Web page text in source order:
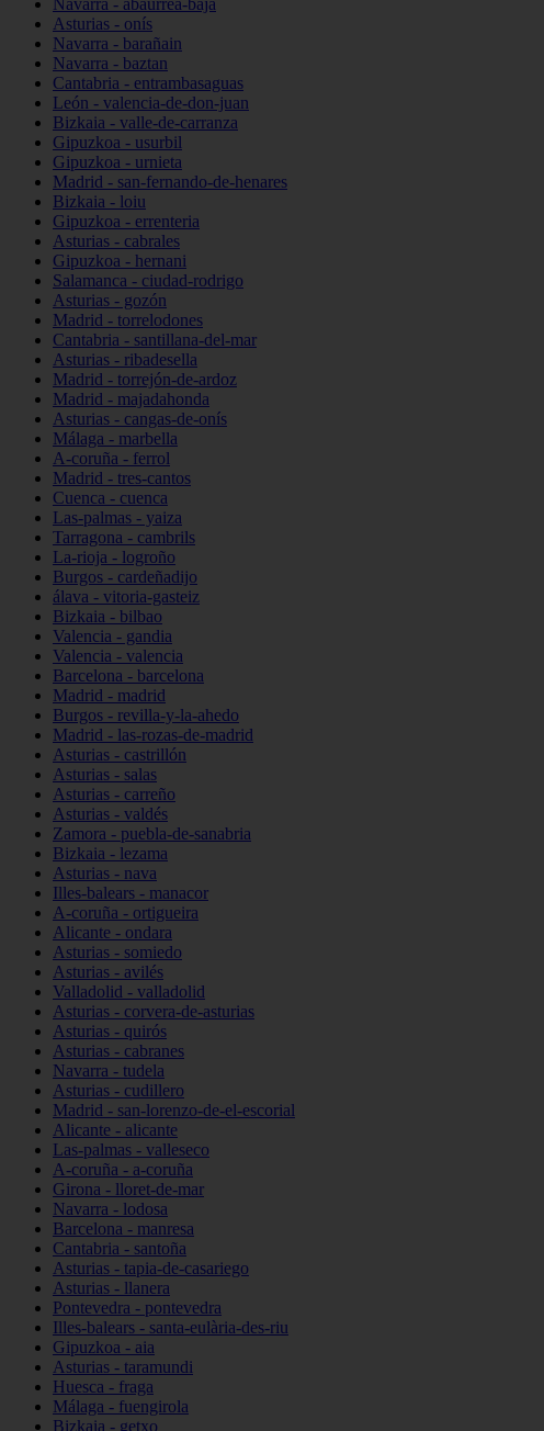
Navarra - abaurrea-baja
Asturias - onís
Navarra - barañain
Navarra - baztan
Cantabria - entrambasaguas
León - valencia-de-don-juan
Bizkaia - valle-de-carranza
Gipuzkoa - usurbil
Gipuzkoa - urnieta
Madrid - san-fernando-de-henares
Bizkaia - loiu
Gipuzkoa - errenteria
Asturias - cabrales
Gipuzkoa - hernani
Salamanca - ciudad-rodrigo
Asturias - gozón
Madrid - torrelodones
Cantabria - santillana-del-mar
Asturias - ribadesella
Madrid - torrejón-de-ardoz
Madrid - majadahonda
Asturias - cangas-de-onís
Málaga - marbella
A-coruña - ferrol
Madrid - tres-cantos
Cuenca - cuenca
Las-palmas - yaiza
Tarragona - cambrils
La-rioja - logroño
Burgos - cardeñadijo
álava - vitoria-gasteiz
Bizkaia - bilbao
Valencia - gandia
Valencia - valencia
Barcelona - barcelona
Madrid - madrid
Burgos - revilla-y-la-ahedo
Madrid - las-rozas-de-madrid
Asturias - castrillón
Asturias - salas
Asturias - carreño
Asturias - valdés
Zamora - puebla-de-sanabria
Bizkaia - lezama
Asturias - nava
Illes-balears - manacor
A-coruña - ortigueira
Alicante - ondara
Asturias - somiedo
Asturias - avilés
Valladolid - valladolid
Asturias - corvera-de-asturias
Asturias - quirós
Asturias - cabranes
Navarra - tudela
Asturias - cudillero
Madrid - san-lorenzo-de-el-escorial
Alicante - alicante
Las-palmas - valleseco
A-coruña - a-coruña
Girona - lloret-de-mar
Navarra - lodosa
Barcelona - manresa
Cantabria - santoña
Asturias - tapia-de-casariego
Asturias - llanera
Pontevedra - pontevedra
Illes-balears - santa-eulària-des-riu
Gipuzkoa - aia
Asturias - taramundi
Huesca - fraga
Málaga - fuengirola
Bizkaia - getxo